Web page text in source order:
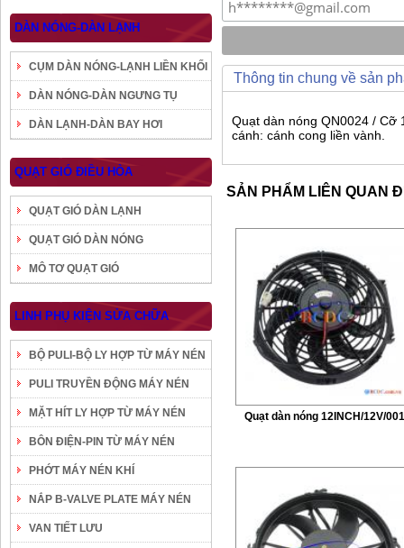
DÀN NÓNG-DÀN LẠNH
CỤM DÀN NÓNG-LẠNH LIỀN KHỐI
DÀN NÓNG-DÀN NGƯNG TỤ
DÀN LẠNH-DÀN BAY HƠI
QUẠT GIÓ ĐIỀU HÒA
QUẠT GIÓ DÀN LẠNH
QUẠT GIÓ DÀN NÓNG
MÔ TƠ QUẠT GIÓ
LINH PHỤ KIỆN SỬA CHỮA
BỘ PULI-BỘ LY HỢP TỪ MÁY NÉN
PULI TRUYỀN ĐỘNG MÁY NÉN
MẶT HÍT LY HỢP TỪ MÁY NÉN
BÔN ĐIỆN-PIN TỪ MÁY NÉN
PHỚT MÁY NÉN KHÍ
NẮP B-VALVE PLATE MÁY NÉN
VAN TIẾT LƯU
Thông tin chung về sản
Quạt dàn nóng QN0024 / Cỡ
cánh: cánh cong liền vành.
SẢN PHẨM LIÊN QUAN
Quạt dàn nóng 12INCH/12V/